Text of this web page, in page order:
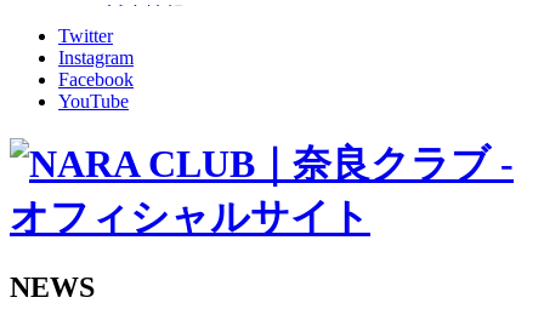
グッズ
ファンコミュニティ
普及・育成
ホームタウン
その他
2026/27トップチーム
2026/27トップチームスタッフ
Twitter
Instagram
Facebook
YouTube
NEWS